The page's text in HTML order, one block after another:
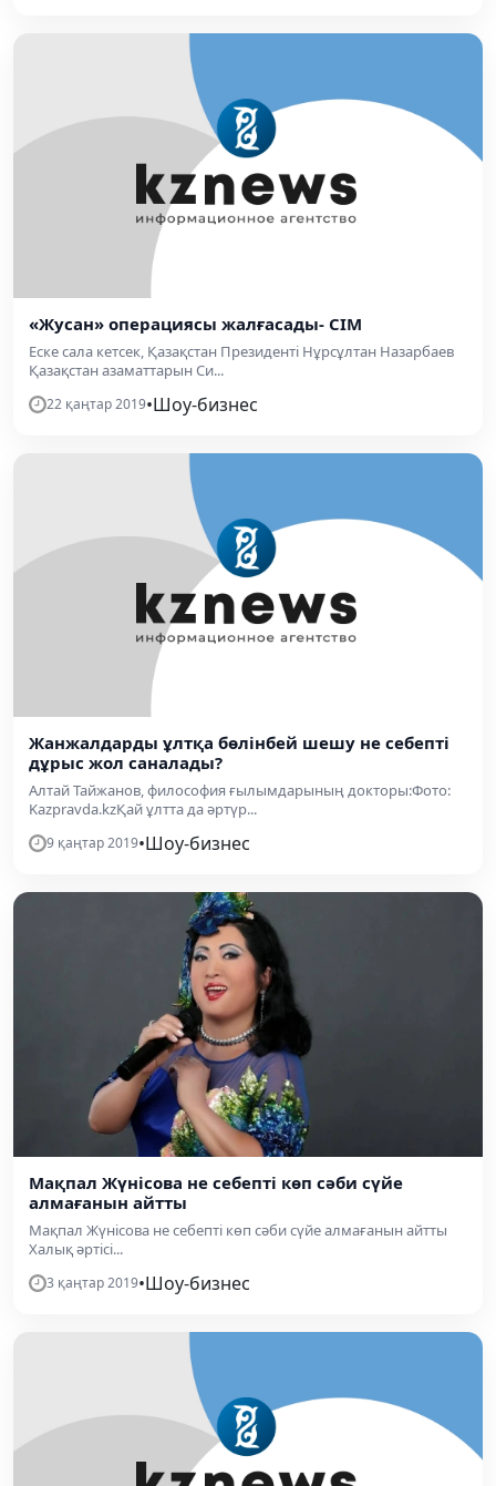
«Жусан» операциясы жалғасады- СІМ
Еске сала кетсек, Қазақстан Президенті Нұрсұлтан Назарбаев
Қазақстан азаматтарын Си...
22 қаңтар 2019•Шоу-бизнес
Жанжалдарды ұлтқа бөлінбей шешу не себепті
дұрыс жол саналады?
Алтай Тайжанов, философия ғылымдарының докторы:Фото:
Kazpravda.kzҚай ұлтта да әртүр...
9 қаңтар 2019•Шоу-бизнес
​Мақпал Жүнісова не себепті көп сәби сүйе
алмағанын айтты
​Мақпал Жүнісова не себепті көп сәби сүйе алмағанын айтты
Халық әртісі...
3 қаңтар 2019•Шоу-бизнес